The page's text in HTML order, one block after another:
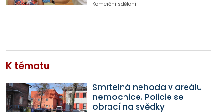
Komerční sdělení
K tématu
Smrtelná nehoda v areálu
nemocnice. Policie se
obrací na svědky